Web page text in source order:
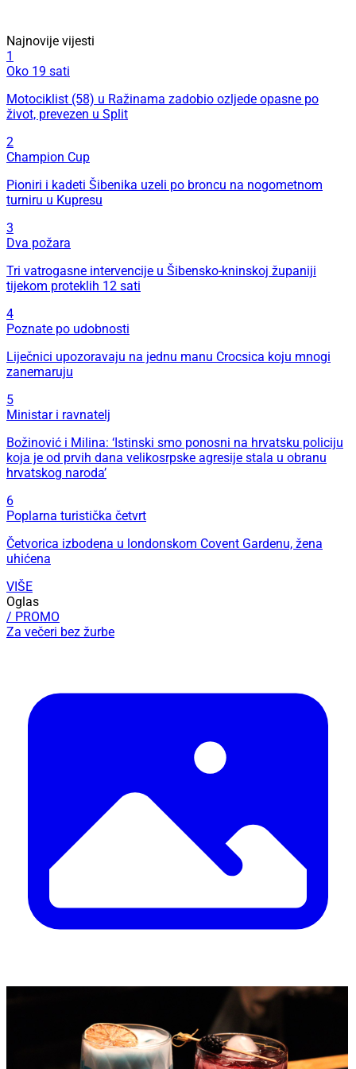
Najnovije vijesti
1
Oko 19 sati
Motociklist (58) u Ražinama zadobio ozljede opasne po
život, prevezen u Split
2
Champion Cup
Pioniri i kadeti Šibenika uzeli po broncu na nogometnom
turniru u Kupresu
3
Dva požara
Tri vatrogasne intervencije u Šibensko-kninskoj županiji
tijekom proteklih 12 sati
4
Poznate po udobnosti
Liječnici upozoravaju na jednu manu Crocsica koju mnogi
zanemaruju
5
Ministar i ravnatelj
Božinović i Milina: ‘Istinski smo ponosni na hrvatsku policiju
koja je od prvih dana velikosrpske agresije stala u obranu
hrvatskog naroda’
6
Poplarna turistička četvrt
Četvorica izbodena u londonskom Covent Gardenu, žena
uhićena
VIŠE
Oglas
/ PROMO
Za večeri bez žurbe